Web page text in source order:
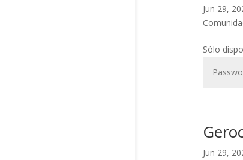
Jun 29,
Sólo
Jun 29,